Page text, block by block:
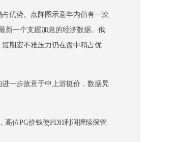
优势。点阵图示意年内仍有一次
新一个支握加息的经济数据。俄
期宏不雅压力仍在盘中稍占优
一步故意于中上游挺价，数据旯
位PG价钱使PDH利润握续保管